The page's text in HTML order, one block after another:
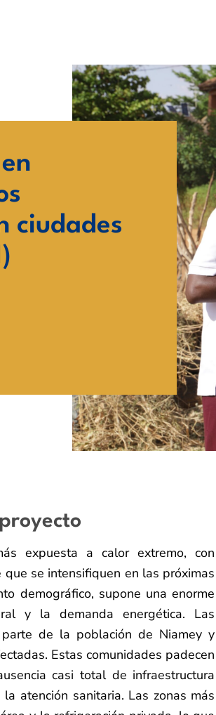
ciudades
expuesta a calor extremo, con
se intensifiquen en las próximas
demográfico, supone una enorme
y la demanda energética. Las
de la población de Niamey y
Estas comunidades padecen
casi total de infraestructura
atención sanitaria. Las zonas más